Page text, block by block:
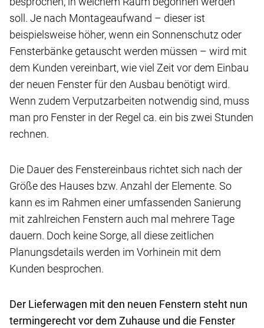
soll. Je nach Montageaufwand – dieser ist
beispielsweise höher, wenn ein Sonnenschutz oder
Fensterbänke getauscht werden müssen – wird mit
dem Kunden vereinbart, wie viel Zeit vor dem Einbau
der neuen Fenster für den Ausbau benötigt wird.
Wenn zudem Verputzarbeiten notwendig sind, muss
man pro Fenster in der Regel ca. ein bis zwei Stunden
rechnen.
Die Dauer des Fenstereinbaus richtet sich nach der
Größe des Hauses bzw. Anzahl der Elemente. So
kann es im Rahmen einer umfassenden Sanierung
mit zahlreichen Fenstern auch mal mehrere Tage
dauern. Doch keine Sorge, all diese zeitlichen
Planungsdetails werden im Vorhinein mit dem
Kunden besprochen.
Der Lieferwagen mit den neuen Fenstern steht nun
termingerecht vor dem Zuhause und die Fenster